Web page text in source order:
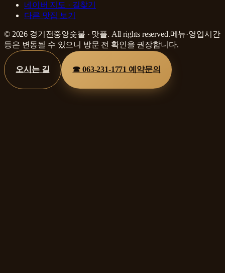
네이버 지도 · 길찾기
다른 맛집 보기
© 2026 경기전중앙숯불 · 맛플. All rights reserved.메뉴·영업시간
등은 변동될 수 있으니 방문 전 확인을 권장합니다.
오시는 길 ☎063-231-1771 예약문의